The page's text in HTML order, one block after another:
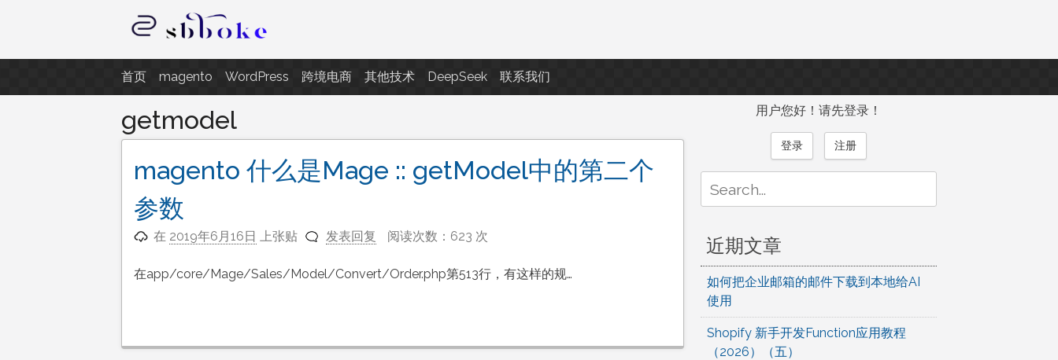
至
内
容
记录跨境电商独立站开发遇到的点点滴滴
首页 magento WordPress 跨境电商 其他技术 DeepSeek 联系我们
getmodel
magento 什么是Mage :: getModel中的第二个
参数
在 2019年6月16日 上张贴 发表回复 阅读次数：623 次
在app/core/Mage/Sales/Model/Convert/Order.php第513行，有这样的规…
用户您好！请先登录！
登录 注册
for:
近期文章
如何把企业邮箱的邮件下载到本地给AI
使用
Shopify 新手开发Function应用教程
（2026）（五）